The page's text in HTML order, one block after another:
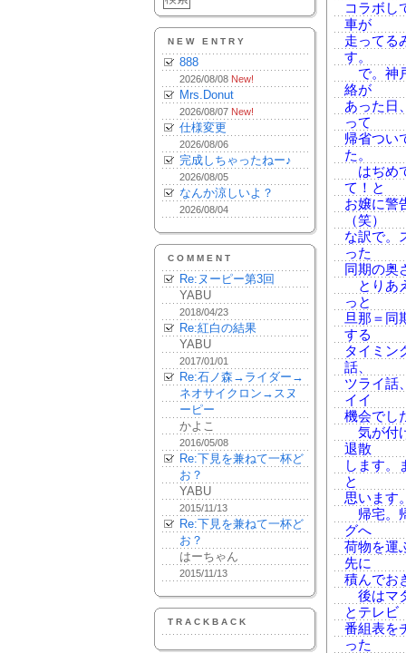
NEW ENTRY
888
2026/08/08 New!
Mrs.Donut
2026/08/07 New!
仕様変更
2026/08/06
完成しちゃったねー♪
2026/08/05
なんか涼しいよ？
2026/08/04
COMMENT
Re:ヌーピー第3回
YABU
2018/04/23
Re:紅白の結果
YABU
2017/01/01
Re:石ノ森→ライダー→
ネオサイクロン→スヌ
ーピー
かよこ
2016/05/08
Re:下見を兼ねて一杯ど
お？
YABU
2015/11/13
Re:下見を兼ねて一杯ど
お？
はーちゃん
2015/11/13
TRACKBACK
コラボし
車が
走ってる
す。
で。神
絡が
あった日
って
帰省つい
た。
はぢめ
て！と
お嬢に警
（笑）
な訳で。
った
同期の奥
とりあ
っと
旦那＝同
する
タイミン
話、
ツライ話
イイ
機会でし
気が付
退散
します。
と
思います
帰宅。
グへ
荷物を運
先に
積んでお
後はマ
とテレビ
番組表を
った